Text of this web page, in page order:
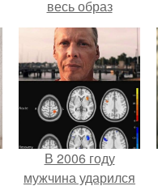
весь образ
человека.
В 2006 году
мужчина ударился